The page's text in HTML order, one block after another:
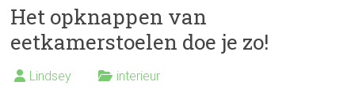
Het opknappen van
eetkamerstoelen doe je zo!
Lindsey interieur